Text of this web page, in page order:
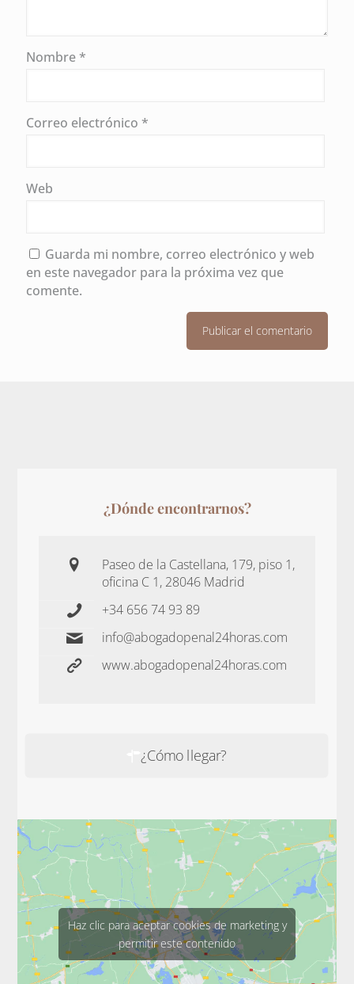
Nombre *
Correo electrónico *
Web
Guarda mi nombre, correo electrónico y web
en este navegador para la próxima vez que
comente.
Haz clic para aceptar cookies de marketing y
permitir este contenido
¿Dónde encontrarnos?
Paseo de la Castellana, 179, piso 1,
oficina C 1, 28046 Madrid
+34 656 74 93 89
info@abogadopenal24horas.com
www.abogadopenal24horas.com
¿Cómo llegar?